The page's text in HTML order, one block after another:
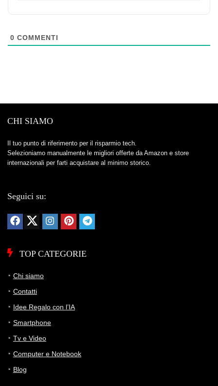
0 COMMENTI
CHI SIAMO
Il tuo punto di riferimento per il risparmio tech.
Selezioniamo manualmente le migliori offerte da Amazon e store
internazionali per farti acquistare al minimo storico.
Seguici su:
TOP CATEGORIE
Chi siamo
Contatti
Idee Regalo con l’IA
Smartphone
Tv e Video
Computer e Notebook
Blog